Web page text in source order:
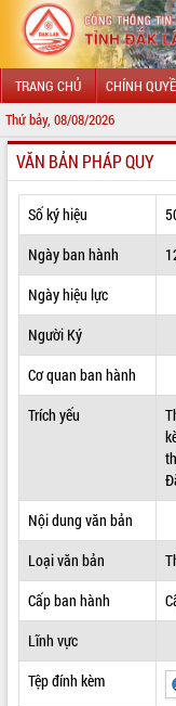
TRANG CHỦ CHÍNH
Thứ bảy, 08/08/2026
GIỚI THIỆU
LÃNH ĐẠO UBND TỈNH
TIN TỨC SỰ KIỆN
SỞ, BAN, NGÀNH
UBND CÁC XÃ, PHƯỜNG
THÔNG TIN CHỈ ĐẠO ĐIỀU
HỆ THỐNG VĂN BẢN
ĐIỂM TIN VĂN BẢN
QUY HOẠCH - KẾ HOẠCH
VĂN BẢN PHÁP QUY
Số ký hiệu
Ngày ban hành
Ngày hiệu lực
Người Ký
Cơ quan ban hành
Trích yếu
Nội dung văn bản
Loại văn bản
Cấp ban hành
Lĩnh vực
Tệp đính kèm